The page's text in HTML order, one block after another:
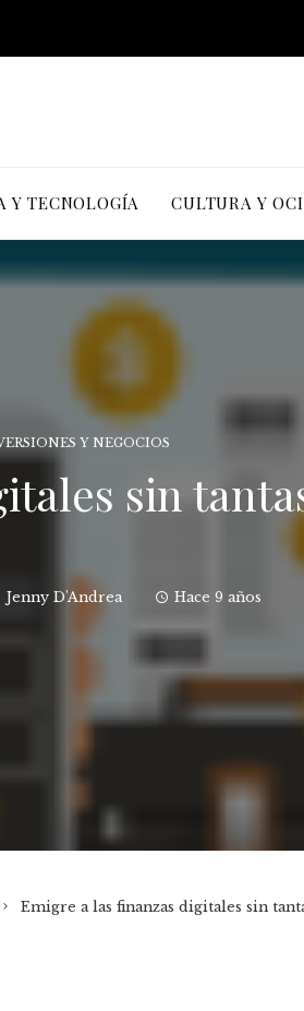
Y TECNOLOGÍA CULTURA Y
Y NEGOCIOS
sin
Jenny D'Andrea Hace 9 años
Emigre a las finanzas digitales sin